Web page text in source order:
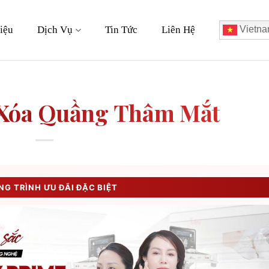
Dịch Vụ Tin Tức Liên Hệ
Quầng Thâm Mắt
TRÌNH ƯU ĐÃI ĐẶC BIỆT